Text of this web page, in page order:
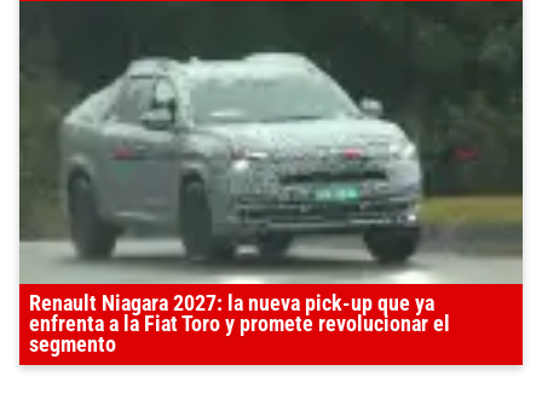
Renault Niagara 2027: la nueva pick-up que ya
enfrenta a la Fiat Toro y promete revolucionar el
segmento